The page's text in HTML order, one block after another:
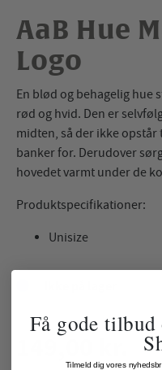
AaB Hue
Logo
En blød og behagelig hue
rød og hvid. Den er
midten, så der ikke
banker for. Derudover
hovedet varmt under de
Produktspecifikationer:
Unisize
149,00 kr.
Få gode
Tilmeld dig vores